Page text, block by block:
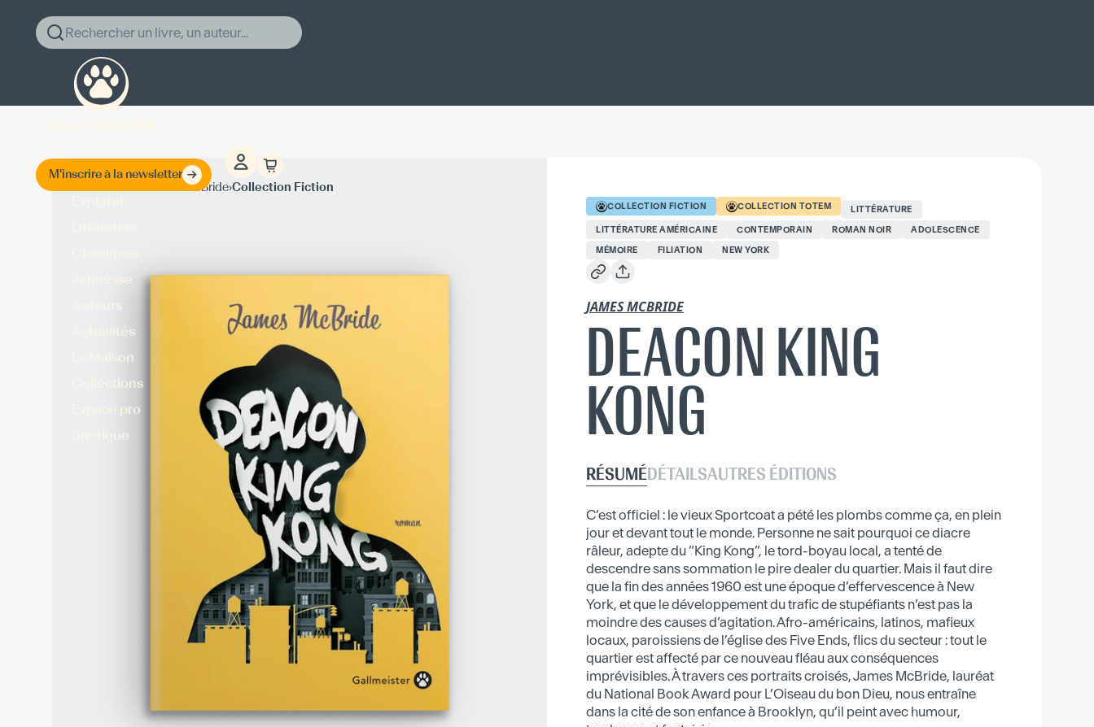
Rechercher un livre, un auteur...
M'inscrire à la newsletter
Jeunesse
Auteurs
Actualités
La Maison
Collections
Espace pro
Boutique
James McBride›Collection Fiction
COLLECTION FICTION COLLECTION TOTEM
LITTÉRATURE
LITTÉRATURE AMÉRICAINE
CONTEMPORAIN ROMAN NOIR
ADOLESCENCE
MÉMOIRE
FILIATION NEW YORK
JAMES MCBRIDE
DEACON KING
KONG
RÉSUMÉDÉTAILSAUTRES ÉDITIONS
C’est officiel : le vieux Sportcoat a pété les plombs comme ça, en plein
jour et devant tout le monde. Personne ne sait pourquoi ce diacre
râleur, adepte du “King Kong”, le tord-boyau local, a tenté de
descendre sans sommation le pire dealer du quartier. Mais il faut dire
que la fin des années 1960 est une époque d’effervescence à New
York, et que le développement du trafic de stupéfiants n’est pas la
moindre des causes d’agitation. Afro-américains, latinos, mafieux
locaux, paroissiens de l’église des Five Ends, flics du secteur : tout le
quartier est affecté par ce nouveau fléau aux conséquences
imprévisibles. À travers ces portraits croisés, James McBride, lauréat
du National Book Award pour L’Oiseau du bon Dieu, nous entraîne
dans la cité de son enfance à Brooklyn, qu’il peint avec humour,